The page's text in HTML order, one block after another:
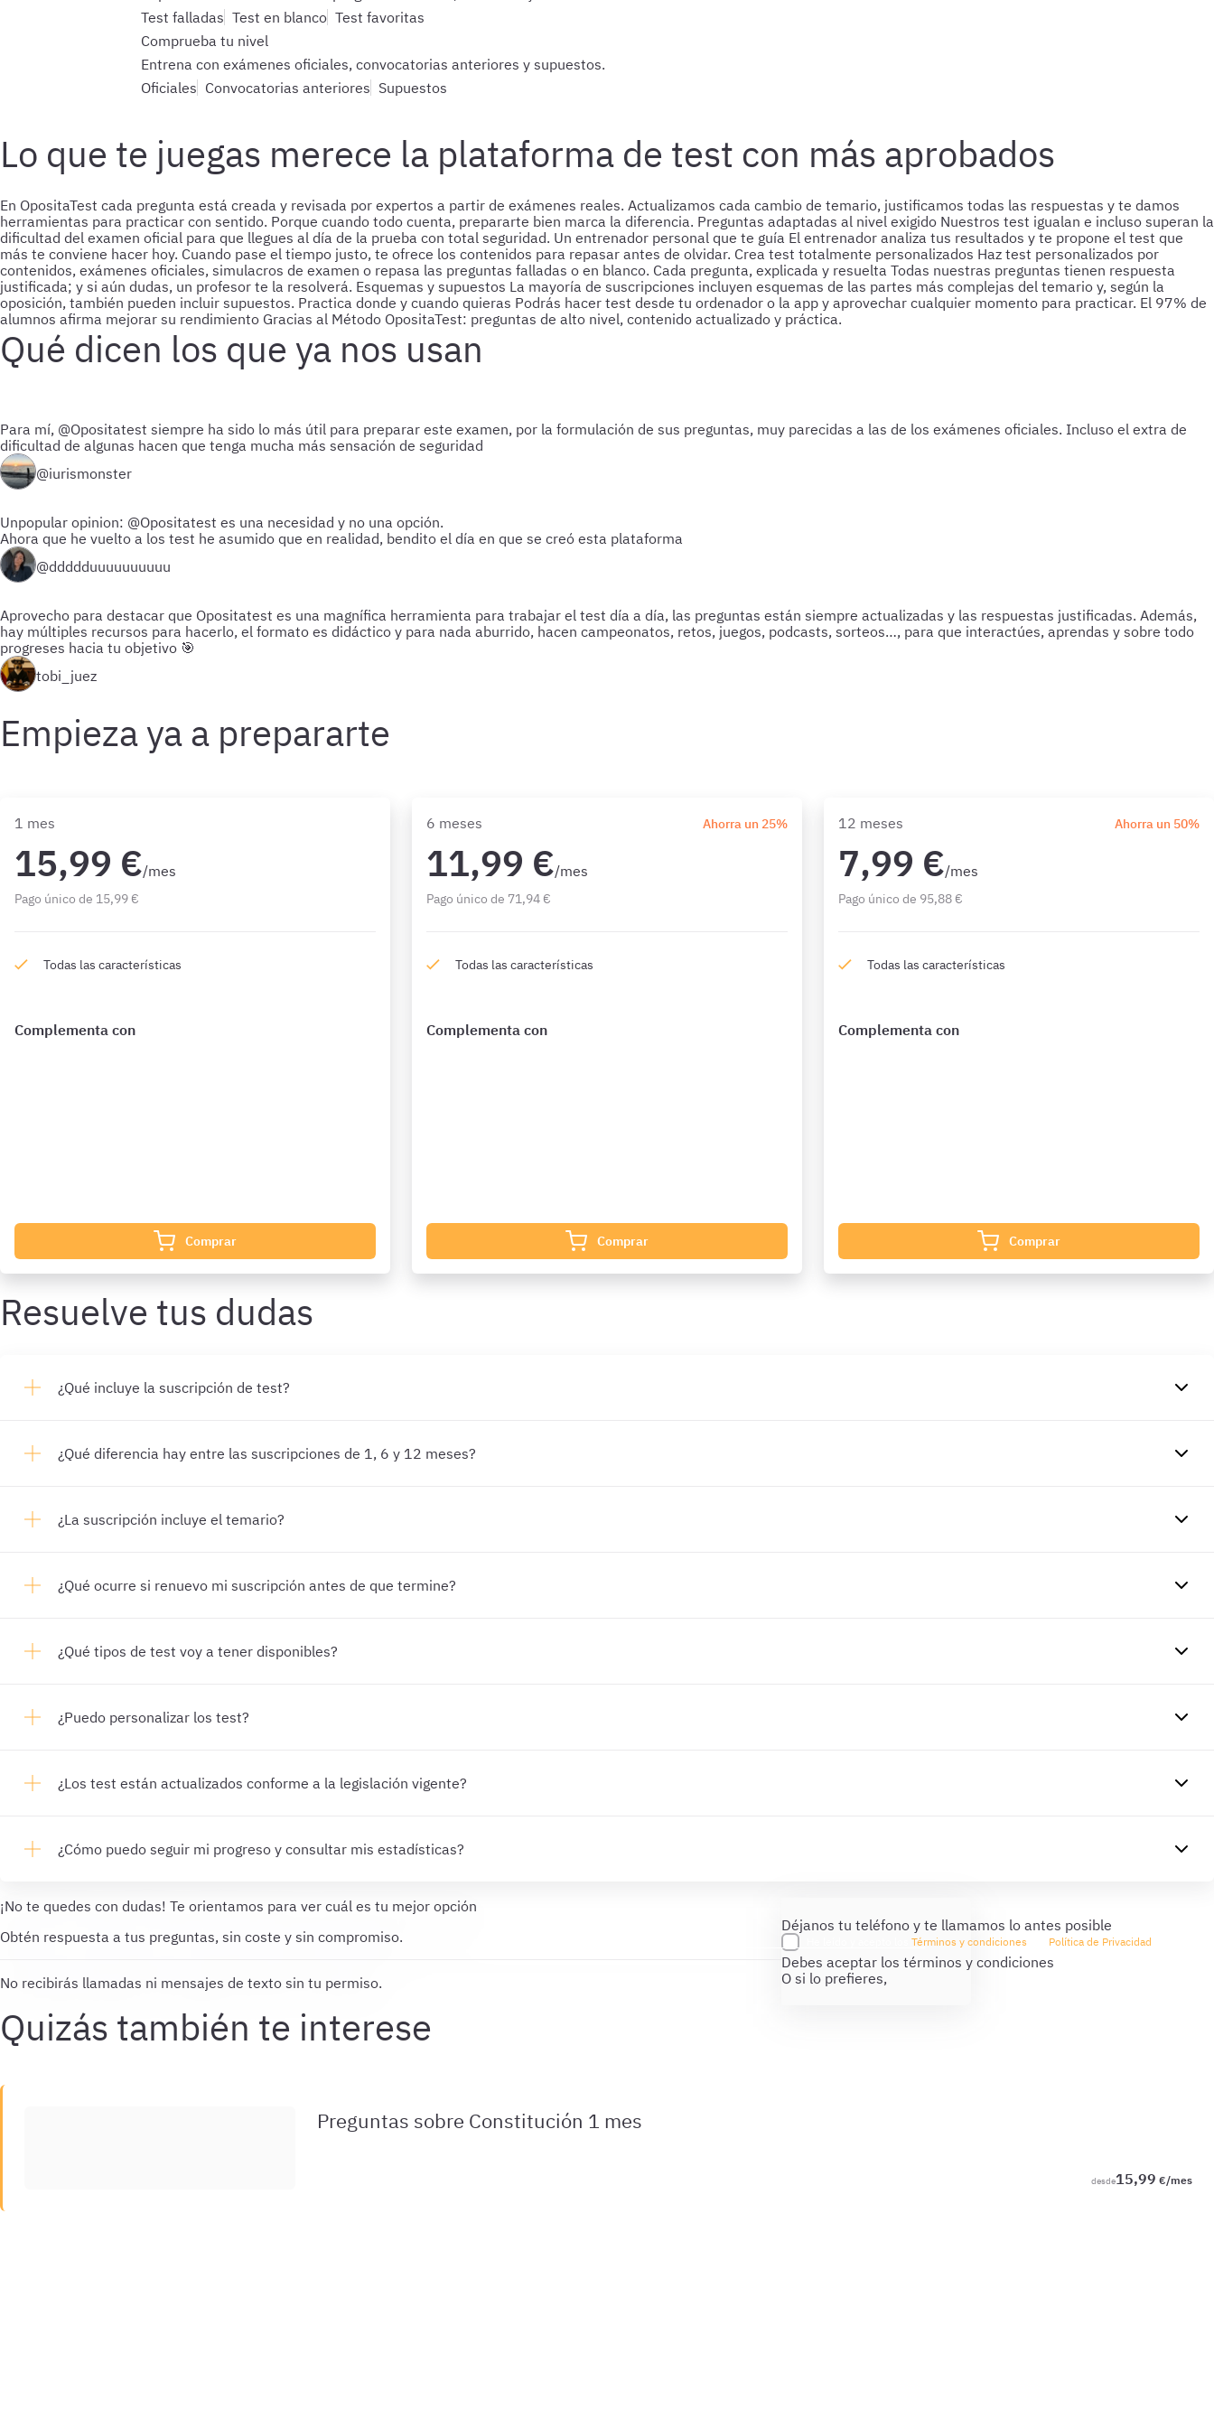
Test falladas Test en blanco Test favoritas
Comprueba tu nivel
Entrena con exámenes oficiales, convocatorias anteriores y supuestos.
Oficiales Convocatorias anteriores Supuestos
Lo que te juegas merece la plataforma de test con más aprobados
En OpositaTest cada pregunta está creada y revisada por expertos a partir de exámenes reales. Actualizamos cada cambio de temario, justificamos todas las respuestas y te damos
herramientas para practicar con sentido. Porque cuando todo cuenta, prepararte bien marca la diferencia. Preguntas adaptadas al nivel exigido Nuestros test igualan e incluso superan la
dificultad del examen oficial para que llegues al día de la prueba con total seguridad. Un entrenador personal que te guía El entrenador analiza tus resultados y te propone el test que
más te conviene hacer hoy. Cuando pase el tiempo justo, te ofrece los contenidos para repasar antes de olvidar. Crea test totalmente personalizados Haz test personalizados por
contenidos, exámenes oficiales, simulacros de examen o repasa las preguntas falladas o en blanco. Cada pregunta, explicada y resuelta Todas nuestras preguntas tienen respuesta
justificada; y si aún dudas, un profesor te la resolverá. Esquemas y supuestos La mayoría de suscripciones incluyen esquemas de las partes más complejas del temario y, según la
oposición, también pueden incluir supuestos. Practica donde y cuando quieras Podrás hacer test desde tu ordenador o la app y aprovechar cualquier momento para practicar. El 97% de
alumnos afirma mejorar su rendimiento Gracias al Método OpositaTest: preguntas de alto nivel, contenido actualizado y práctica.
Qué dicen los que ya nos usan
Para mí, @Opositatest siempre ha sido lo más útil para preparar este examen, por la formulación de sus preguntas, muy parecidas a las de los exámenes oficiales. Incluso el extra de
dificultad de algunas hacen que tenga mucha más sensación de seguridad
@iurismonster
Unpopular opinion: @Opositatest es una necesidad y no una opción.
Ahora que he vuelto a los test he asumido que en realidad, bendito el día en que se creó esta plataforma
@ddddduuuuuuuuuu
Aprovecho para destacar que Opositatest es una magnífica herramienta para trabajar el test día a día, las preguntas están siempre actualizadas y las respuestas justificadas. Además,
hay múltiples recursos para hacerlo, el formato es didáctico y para nada aburrido, hacen campeonatos, retos, juegos, podcasts, sorteos…, para que interactúes, aprendas y sobre todo
progreses hacia tu objetivo 🎯
tobi_juez
Empieza ya a prepararte
1 mes
15,99 €/mes
Pago único de 15,99 €
Todas las características
Complementa con
Comprar
6 meses Ahorra un 25%
11,99 €/mes
Pago único de 71,94 €
Todas las características
Complementa con
Comprar
12 meses Ahorra un 50%
7,99 €/mes
Pago único de 95,88 €
Todas las características
Complementa con
Comprar
Resuelve tus dudas
¿Qué incluye la suscripción de test?
¿Qué diferencia hay entre las suscripciones de 1, 6 y 12 meses?
¿La suscripción incluye el temario?
¿Qué ocurre si renuevo mi suscripción antes de que termine?
¿Qué tipos de test voy a tener disponibles?
¿Puedo personalizar los test?
¿Los test están actualizados conforme a la legislación vigente?
¿Cómo puedo seguir mi progreso y consultar mis estadísticas?
¡No te quedes con dudas! Te orientamos para ver cuál es tu mejor opción
Obtén respuesta a tus preguntas, sin coste y sin compromiso.
No recibirás llamadas ni mensajes de texto sin tu permiso.
Déjanos tu teléfono y te llamamos lo antes posible
Términos y condiciones Política de Privacidad
Debes aceptar los términos y condiciones
O si lo prefieres,
Preguntas sobre Constitución 1 mes
desde15,99 €/mes